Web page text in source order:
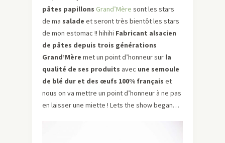
pâtes papillons Grand’Mère sont les stars
de ma salade et seront très bientôt les stars
de mon estomac !! hihihi Fabricant alsacien
de pâtes depuis trois générations
Grand’Mère met un point d’honneur sur la
qualité de ses produits avec une semoule
de blé dur et des œufs 100% français et
nous on va mettre un point d’honneur à ne pas
en laisser une miette ! Lets the show began…